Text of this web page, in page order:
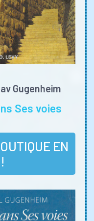
Gugenheim
Ses voies
EN